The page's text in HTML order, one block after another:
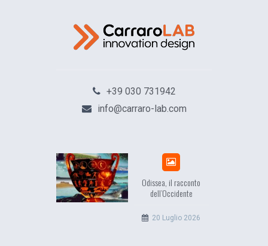
+39 030 731942
info@carraro-lab.com
Odissea, il racconto
dell’Occidente
20 Luglio 2026